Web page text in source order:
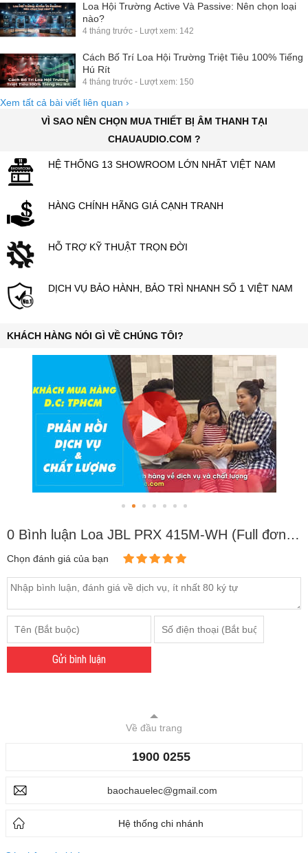
Loa Hội Trường Active Và Passive: Nên chọn loại
nào?
4 tháng trước - Lượt xem: 142
Cách Bố Trí Loa Hội Trường Triệt Tiêu 100% Tiếng
Hú Rít
4 tháng trước - Lượt xem: 150
Xem tất cả bài viết liên quan ›
VÌ SAO NÊN CHỌN MUA THIẾT BỊ ÂM THANH TẠI
CHAUAUDIO.COM ?
HỆ THỐNG 13 SHOWROOM LỚN NHẤT VIỆT NAM
HÀNG CHÍNH HÃNG GIÁ CẠNH TRANH
HỖ TRỢ KỸ THUẬT TRỌN ĐỜI
DỊCH VỤ BẢO HÀNH, BẢO TRÌ NHANH SỐ 1 VIỆT NAM
KHÁCH HÀNG NÓI GÌ VỀ CHÚNG TÔI?
0 Bình luận Loa JBL PRX 415M-WH (Full đơn 4 tấc - trắng)
Chọn đánh giá của bạn
Gửi bình luận
Về đầu trang
1900 0255
baochauelec@gmail.com
Hệ thống chi nhánh